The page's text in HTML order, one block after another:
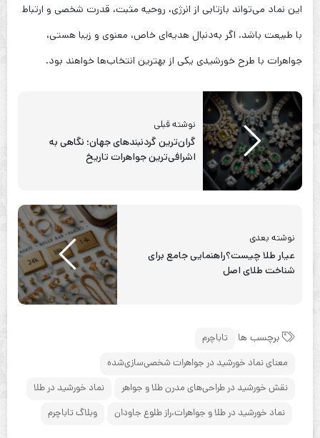
این نماد می‌تواند بازتابی از انرژی، روحیه مثبت، قدرت شخصی و ارتباط
با طبیعت باشد. اگر به‌دنبال هدیه‌ای خاص، معنوی و زیبا هستی،
جواهرات با طرح خورشیدی یکی از بهترین انتخاب‌ها خواهند بود.
نوشته قبلی
گران‌ترین گردنبندهای جهان؛ نگاهی به
اشرافی‌ترین جواهرات تاریخ
نوشته بعدی
عیار طلا چيست؟راهنمایی جامع برای
شناخت طلای اصل
برچسب ها
تاباچرم
معنای نماد خورشید در جواهرات شخصی‌سازی‌شده
نقش خورشید در طراحی‌های مدرن طلا و جواهر
نماد خورشید در طلا
نماد خورشید در طلا و جواهرات،راز طلوع جاودان
وبلاگ تاباچرم